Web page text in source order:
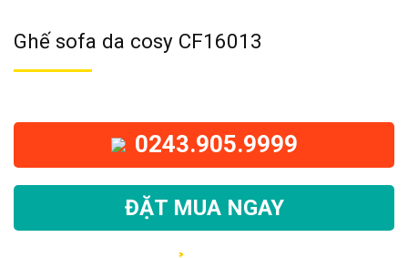
Ghế sofa da cosy CF16013
0243.905.9999
ĐẶT MUA NGAY